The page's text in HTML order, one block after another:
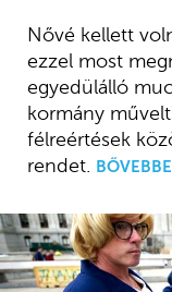
Nővé kellett
ezzel most
egyedülálló
kormány
félreértések
rendet.